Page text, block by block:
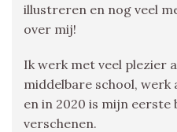
illustreren en nog veel
over mij!
Ik werk met veel plezier
middelbare school,
en in 2020 is mijn eerste
verschenen.